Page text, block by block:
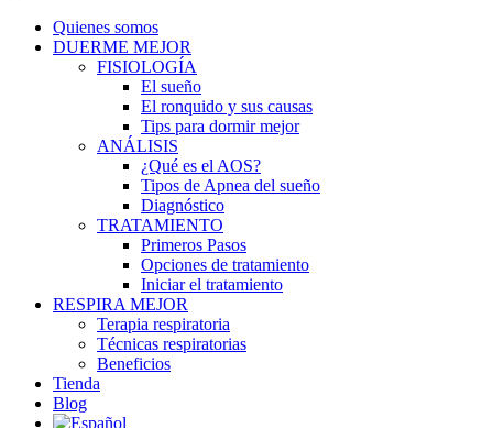
Quienes somos
DUERME MEJOR
FISIOLOGÍA
El sueño
El ronquido y sus causas
Tips para dormir mejor
ANÁLISIS
¿Qué es el AOS?
Tipos de Apnea del sueño
Diagnóstico
TRATAMIENTO
Primeros Pasos
Opciones de tratamiento
Iniciar el tratamiento
RESPIRA MEJOR
Terapia respiratoria
Técnicas respiratorias
Beneficios
Tienda
Blog